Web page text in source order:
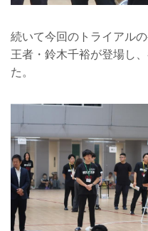
続いて今回のトライアル
王者・鈴木千裕が登場し
た。